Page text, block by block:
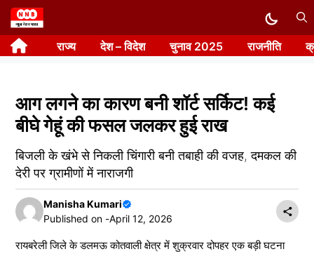
Skip
to
content राज्य देश – विदेश चुनाव 2025 राजनीति
आग लगने का कारण बनी शॉर्ट सर्किट! कई
बीघे गेहूं की फसल जलकर हुई राख
बिजली के खंभे से निकली चिंगारी बनी तबाही की वजह, दमकल की
देरी पर ग्रामीणों में नाराजगी
Manisha Kumari
Published on -April 12, 2026
रायबरेली जिले के डलमऊ कोतवाली क्षेत्र में शुक्रवार दोपहर एक बड़ी घटना